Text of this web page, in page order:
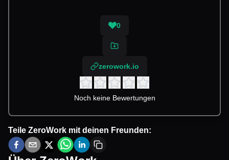
0
zerowork.io
Noch keine Bewertungen
Teile ZeroWork mit deinen Freunden: